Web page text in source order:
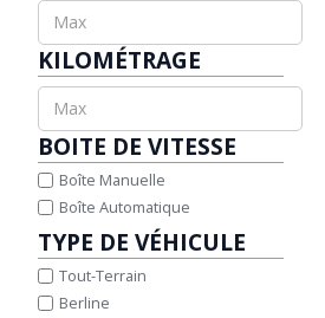
NISSAN
OPEL
PEUGEOT
SEAT
SKODA
SUZUKI
TOYOTA
VOLKSWAGEN
VOLVO
Q2
Q3
Q5
Q8
SQ5
TT COUPE
M3 CABRIOLET E93
SERIE 1 CABRIOLET E88
KILOMÉTRAGE
BOITE DE VITESSE
Boîte Manuelle
Boîte Automatique
TYPE DE VÉHICULE
Tout-Terrain
Berline